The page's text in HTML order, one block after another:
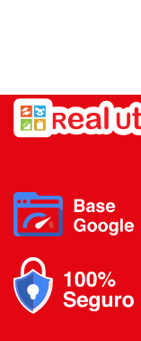
peças (chaleira e